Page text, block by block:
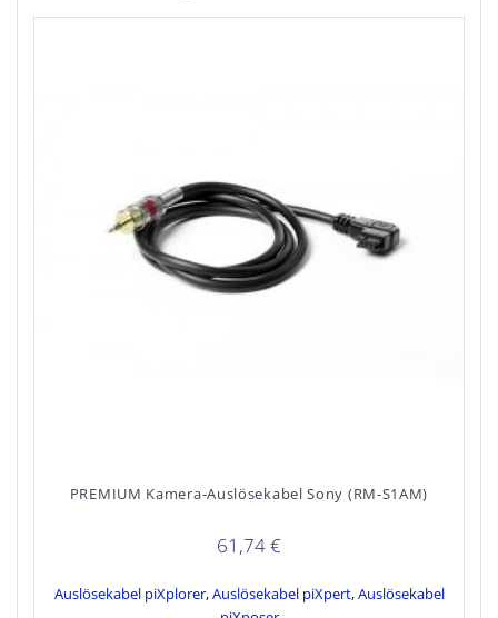
PREMIUM Kamera-Auslösekabel Sony (RM-S1AM)
61,74€
Auslösekabel piXplorer,Auslösekabel piXpert,Auslösekabel